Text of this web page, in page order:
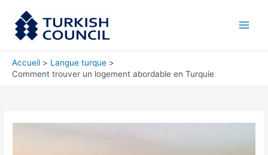
contenu
Accueil
Langue turque
Comment trouver un logement abordable en Turquie